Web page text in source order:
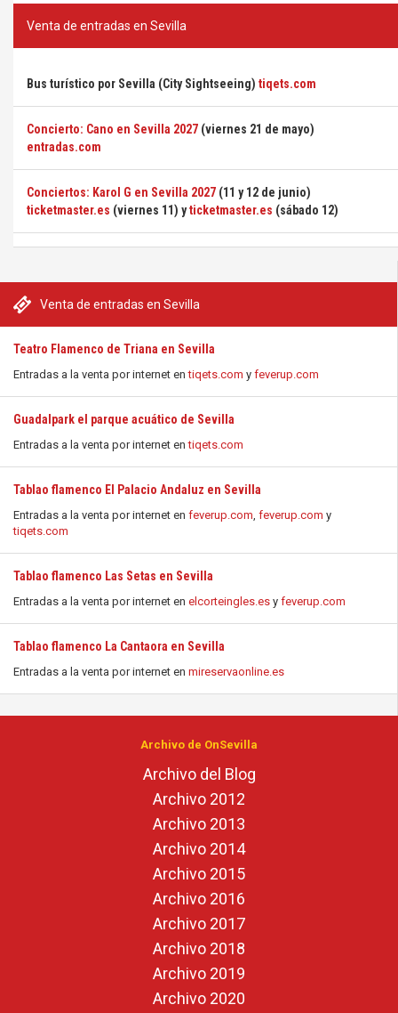
Venta de entradas en Sevilla
Teatro Flamenco de Triana en Sevilla
Entradas a la venta por internet entiqets.com y feverup.com
Guadalpark el parque acuático de Sevilla
Entradas a la venta por internet entiqets.com
Tablao flamenco El Palacio Andaluz en Sevilla
Entradas a la venta por internet en feverup.com, feverup.com y
tiqets.com
Tablao flamenco Las Setas en Sevilla
Entradas a la venta por internet en elcorteingles.es y feverup.com
Tablao flamenco La Cantaora en Sevilla
Entradas a la venta por internet en mireservaonline.es
Venta de entradas en Sevilla
Bus turístico por Sevilla (City Sightseeing) tiqets.com
Concierto: Cano en Sevilla 2027 (viernes 21 de mayo)
entradas.com
Conciertos: Karol G en Sevilla 2027 (11 y 12 de junio)
ticketmaster.es (viernes 11) yticketmaster.es (sábado 12)
Archivo de OnSevilla
Archivo del Blog
Archivo 2012
Archivo 2013
Archivo 2014
Archivo 2015
Archivo 2016
Archivo 2017
Archivo 2018
Archivo 2019
Archivo 2020